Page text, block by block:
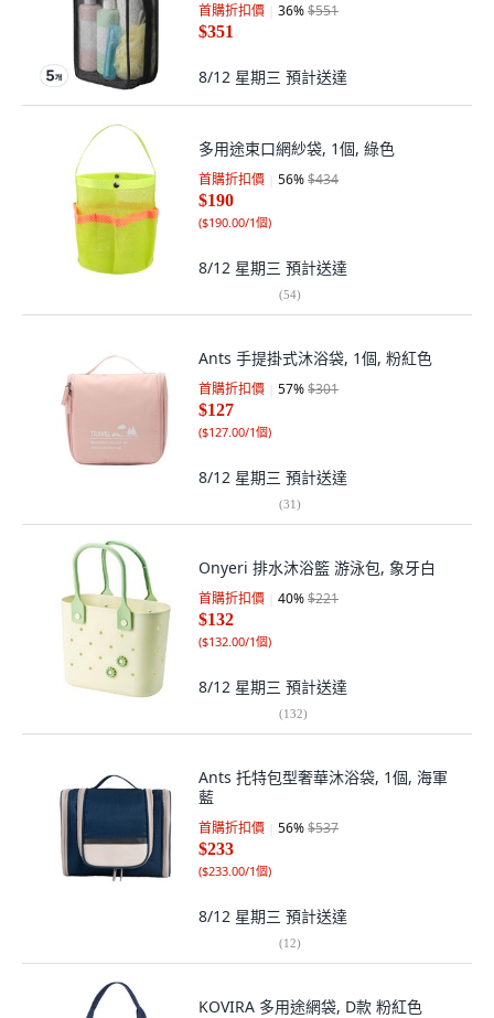
首購折扣價 36%$551
$351
8/12 星期三 預計送達
多用途束口網紗袋, 1個, 綠色
首購折扣價 56%$434
$190
($190.00/1個)
8/12 星期三 預計送達
(54)
Ants 手提掛式沐浴袋, 1個, 粉紅色
首購折扣價 57%$301
$127
($127.00/1個)
8/12 星期三 預計送達
(31)
Onyeri 排水沐浴籃 游泳包, 象牙白
首購折扣價 40%$221
$132
($132.00/1個)
8/12 星期三 預計送達
(132)
Ants 托特包型奢華沐浴袋, 1個, 海軍
藍
首購折扣價 56%$537
$233
($233.00/1個)
8/12 星期三 預計送達
(12)
KOVIRA 多用途網袋, D款 粉紅色